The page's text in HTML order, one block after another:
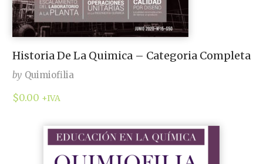
Historia De La Quimica – Categoria Completa
by Quimiofilia
$0.00 +IVA